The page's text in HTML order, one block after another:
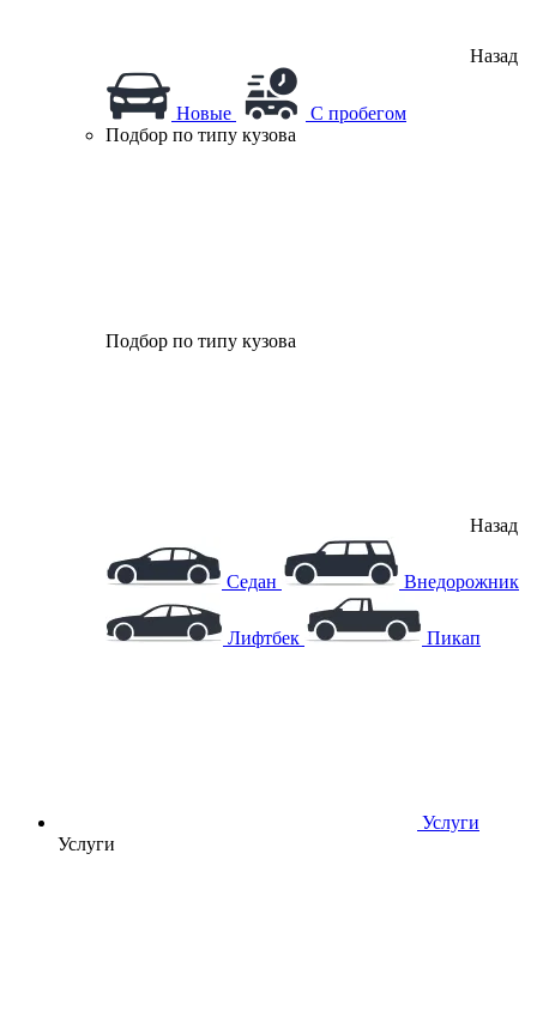
Назад
Новые
С пробегом
Подбор по типу кузова
Подбор по типу кузова
Назад
Седан Внедорожник
Лифтбек Пикап
Услуги
Услуги